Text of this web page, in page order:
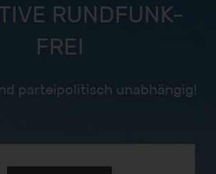
RUNDFUNK-
FREI
parteipolitisch unabhängig!